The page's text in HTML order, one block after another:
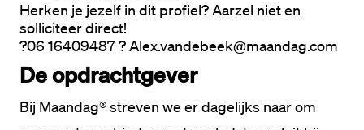
Herken je jezelf in dit profiel? Aarzel niet en
solliciteer direct!
?06 16409487 ? Alex.vandebeek@maandag.com
De opdrachtgever
Bij Maandag® streven we er dagelijks naar om